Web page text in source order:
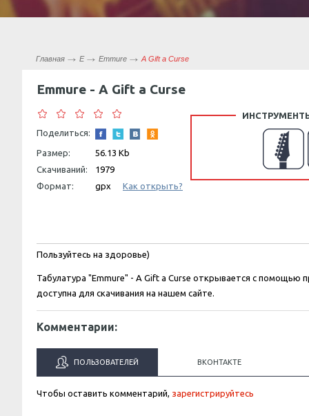
Главная E Emmure A Gift a Curse
Emmure - A Gift a Curse
Поделиться:
Размер:
56.13 Kb
Скачиваний:
1979
Формат:
gpx Как открыть?
Пользуйтесь на здоровье)
Табулатура "Emmure" - A Gift a Curse открывается с помощью
доступна для скачивания на нашем сайте.
Комментарии:
ПОЛЬЗОВАТЕЛЕЙ ВКОНТАКТЕ
Чтобы оставить комментарий, зарегистрируйтесь